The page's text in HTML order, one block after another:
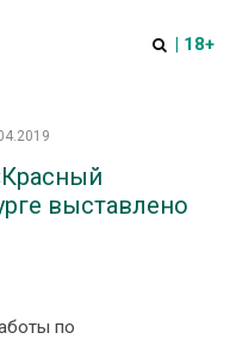
| 18+
выставлено
по